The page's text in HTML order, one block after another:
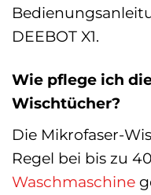
DEEBOT X1.
Wie pflege ich
Wischtücher?
Die Mikrofaser-
Regel bei bis zu
Waschmaschine